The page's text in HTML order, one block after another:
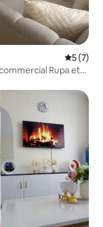
5 (7)
Rupa et